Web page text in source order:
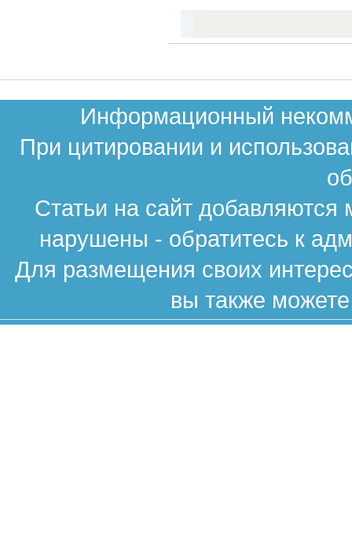
Информационный
При цитировании и
Статьи на сайт
нарушены - обратитесь к
Для размещения своих
вы также